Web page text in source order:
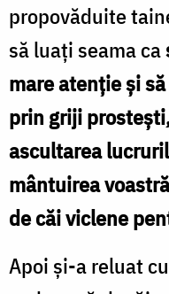
propovăduite
să luaţi seama ca
mare atenţieşi
prin griji
ascultarea
mântuirea
de căi viclene
Apoi şi-a reluat